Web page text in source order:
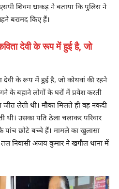
शिवम धाकड़ ने बताया कि पुलिस ने
बरामद किए हैं।
देवी के रूप में हुई है, जो
देवी के रूप में हुई है, जो कोथवां की रहने
के बहाने लोगों के घरों में प्रवेश करती
जीत लेती थी। मौका मिलते ही वह नकदी
थी। उसका पति ठेला चलाकर परिवार
छोटे बच्चे हैं। मामले का खुलासा
निवासी अजय कुमार ने खगौल थाना में